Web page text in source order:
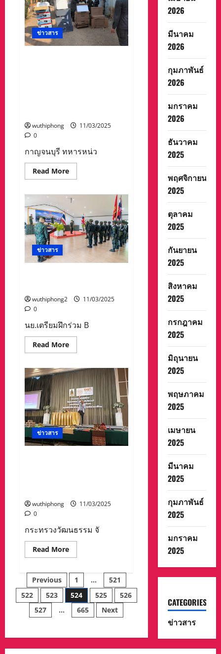
นำ
ไทย-
อินเดีย
สร้าง
สีสัน
งาน
Holi
ฝั่ง
ตรง
เซ็นทรัล
ข่าวสาร
wuthiphong
11/03/2025
0
กาญจนบุรี ทหารหน่ว
Read MoreRead
more
หน่วย
เฉพาะ
กิจ
ลาด
หญ้า
ตำรวจ
ภูธร
สังขละบุรี
ยึด
21
เครื่อง
จะ
ลำเลียง
ผ่าน
ข้าม
ไป
ยา
ตอง
ซู
ประเทศ
เมีย
นมา
ข่าวสาร
wuthiphong2
11/03/2025
0
นย.เตรียมฝึกร่วม B
Read MoreRead
more
ฝึก
ร่วม
Blue
strike
ณ
ประเทศ
จีน
ข่าวสาร
wuthiphong
11/03/2025
0
กระทรวงวัฒนธรรม จั
Read MoreRead
more
วัฒนธรรม
จับ
มือ
สจล.
ขับ
เคลื่อน
“1
พลัง
Posts
pagination
Previous 1 …
521
522
523 524 525
526
527
… 665 Next
2026
มีนาคม
2026
กุมภาพันธ์
2026
มกราคม
2026
ธันวาคม
2025
พฤศจิกายน
2025
ตุลาคม
2025
กันยายน
2025
สิงหาคม
2025
กรกฎาคม
2025
มิถุนายน
2025
พฤษภาคม
2025
เมษายน
2025
มีนาคม
2025
กุมภาพันธ์
2025
มกราคม
2025
CATEGORIES
ข่าวสาร